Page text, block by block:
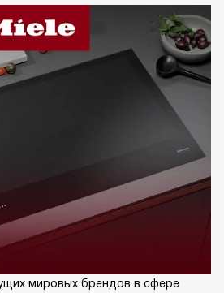
мировых брендов в сфере